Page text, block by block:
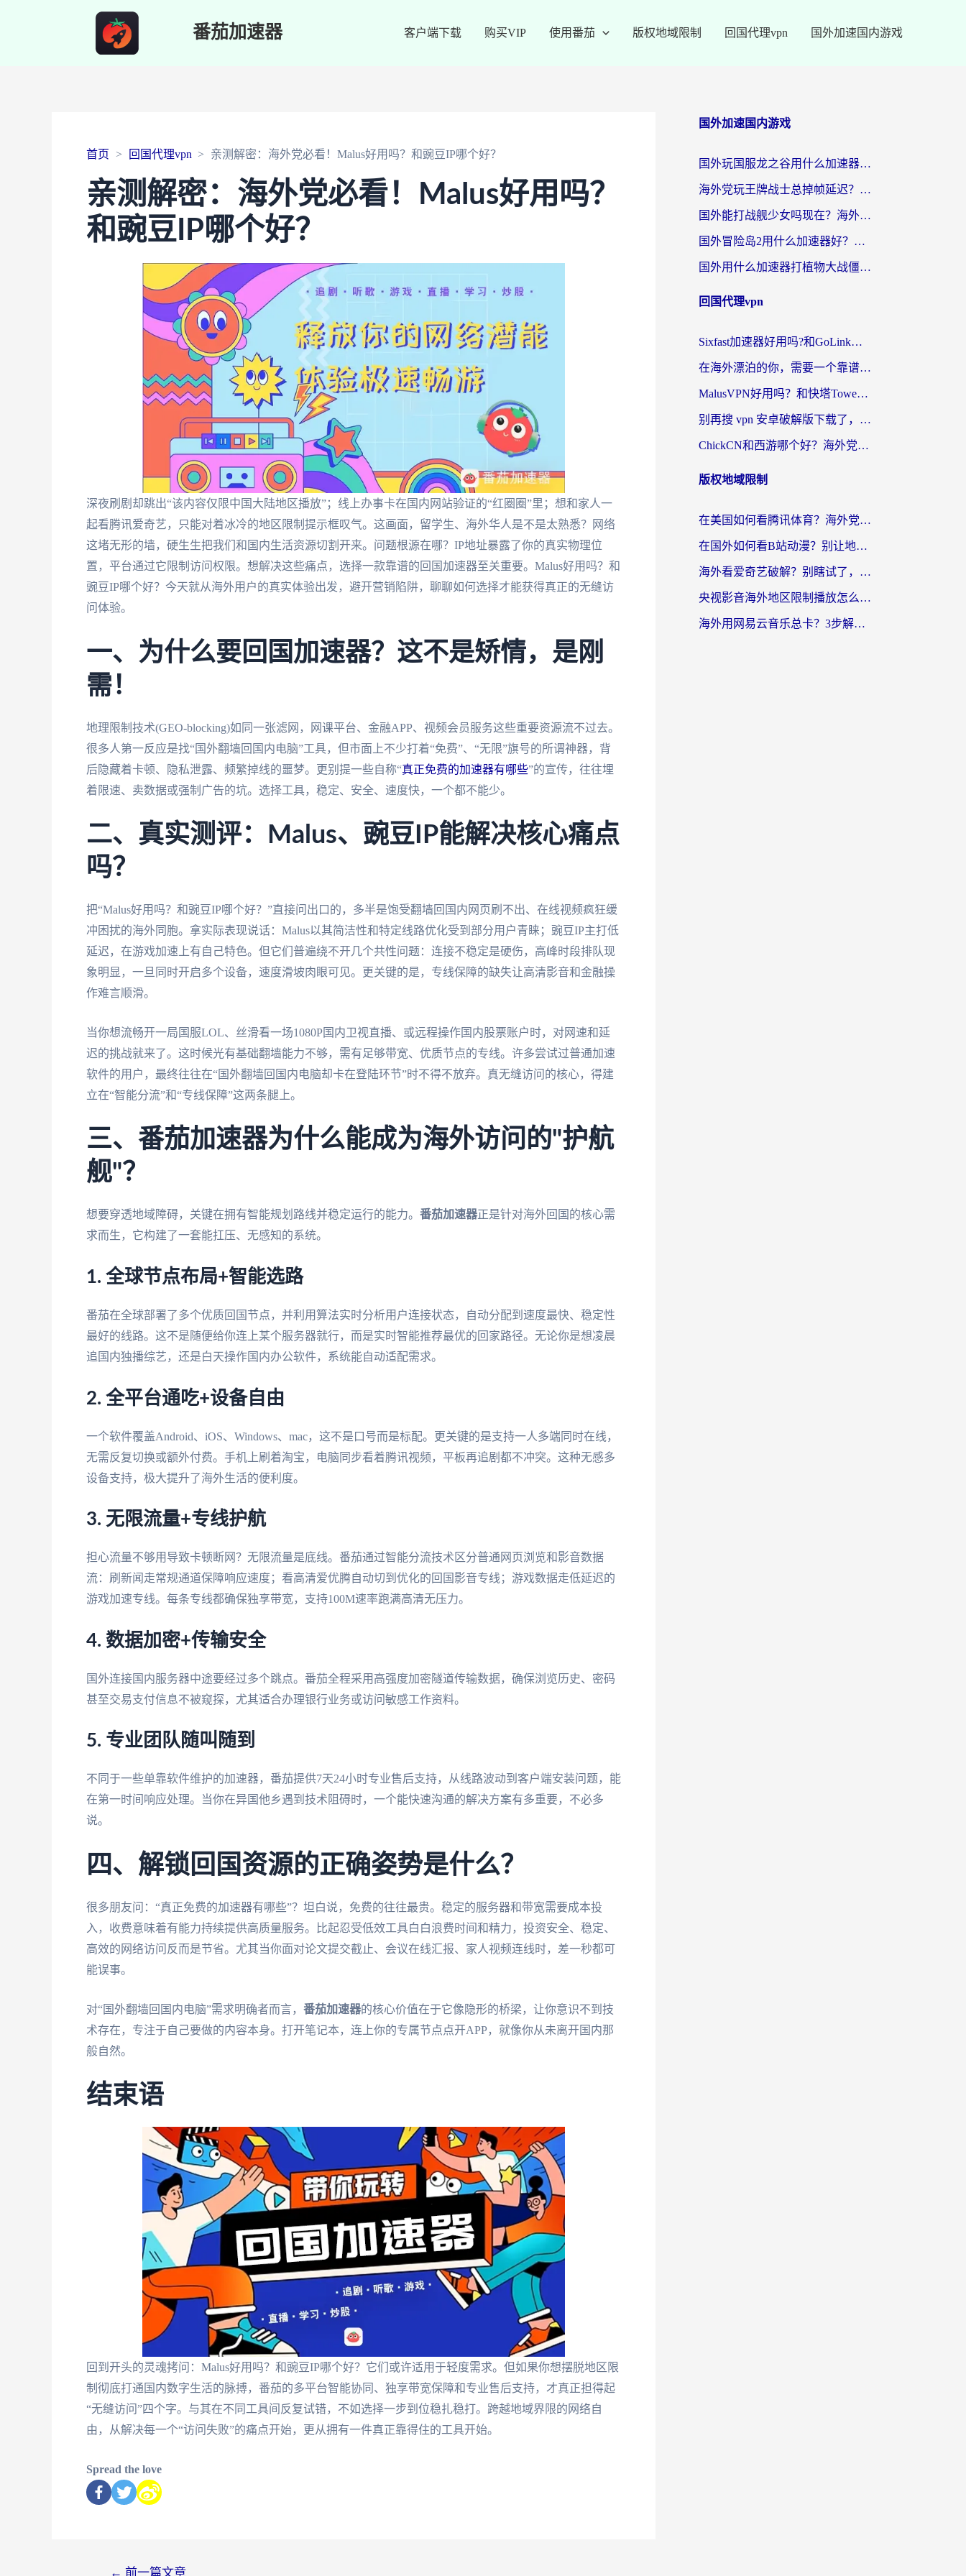
番茄加速器 客户端下载 购买VIP 使用番茄 版权地域限制 回国代理vpn 国外加速国内游戏
首页 回国代理vpn 亲测解密：海外党必看！Malus好用吗？和豌豆IP哪个好？
亲测解密：海外党必看！Malus好用吗？
和豌豆IP哪个好？
深夜刷剧却跳出“该内容仅限中国大陆地区播放”；线上办事卡在国内网站验证的“红圈圈”里；想和家人一
起看腾讯爱奇艺，只能对着冰冷的地区限制提示框叹气。这画面，留学生、海外华人是不是太熟悉？网络
这堵无形的墙，硬生生把我们和国内生活资源切割开来。问题根源在哪？IP地址暴露了你的真实物理位
置，平台通过它限制访问权限。想解决这些痛点，选择一款靠谱的回国加速器至关重要。Malus好用吗？和
豌豆IP哪个好？今天就从海外用户的真实体验出发，避开营销陷阱，聊聊如何选择才能获得真正的无缝访
问体验。
一、为什么要回国加速器？这不是矫情，是刚
需！
地理限制技术(GEO-blocking)如同一张滤网，网课平台、金融APP、视频会员服务这些重要资源流不过去。
很多人第一反应是找“国外翻墙回国内电脑”工具，但市面上不少打着“免费”、“无限”旗号的所谓神器，背
后隐藏着卡顿、隐私泄露、频繁掉线的噩梦。更别提一些自称“真正免费的加速器有哪些”的宣传，往往埋
着限速、卖数据或强制广告的坑。选择工具，稳定、安全、速度快，一个都不能少。
二、真实测评：Malus、豌豆IP能解决核心痛点
吗？
把“Malus好用吗？和豌豆IP哪个好？”直接问出口的，多半是饱受翻墙回国内网页刷不出、在线视频疯狂缓
冲困扰的海外同胞。拿实际表现说话：Malus以其简洁性和特定线路优化受到部分用户青睐；豌豆IP主打低
延迟，在游戏加速上有自己特色。但它们普遍绕不开几个共性问题：连接不稳定是硬伤，高峰时段排队现
象明显，一旦同时开启多个设备，速度滑坡肉眼可见。更关键的是，专线保障的缺失让高清影音和金融操
作难言顺滑。
当你想流畅开一局国服LOL、丝滑看一场1080P国内卫视直播、或远程操作国内股票账户时，对网速和延
迟的挑战就来了。这时候光有基础翻墙能力不够，需有足够带宽、优质节点的专线。许多尝试过普通加速
软件的用户，最终往往在“国外翻墙回国内电脑却卡在登陆环节”时不得不放弃。真无缝访问的核心，得建
立在“智能分流”和“专线保障”这两条腿上。
三、番茄加速器为什么能成为海外访问的"护航
舰"？
想要穿透地域障碍，关键在拥有智能规划路线并稳定运行的能力。 番茄加速器正是针对海外回国的核心需
求而生，它构建了一套能扛压、无感知的系统。
1. 全球节点布局+智能选路
番茄在全球部署了多个优质回国节点，并利用算法实时分析用户连接状态，自动分配到速度最快、稳定性
最好的线路。这不是随便给你连上某个服务器就行，而是实时智能推荐最优的回家路径。无论你是想凌晨
追国内独播综艺，还是白天操作国内办公软件，系统能自动适配需求。
2. 全平台通吃+设备自由
一个软件覆盖Android、iOS、Windows、mac，这不是口号而是标配。更关键的是支持一人多端同时在线，
无需反复切换或额外付费。手机上刷着淘宝，电脑同步看着腾讯视频，平板再追剧都不冲突。这种无感多
设备支持，极大提升了海外生活的便利度。
3. 无限流量+专线护航
担心流量不够用导致卡顿断网？无限流量是底线。番茄通过智能分流技术区分普通网页浏览和影音数据
流：刷新闻走常规通道保障响应速度；看高清爱优腾自动切到优化的回国影音专线；游戏数据走低延迟的
游戏加速专线。每条专线都确保独享带宽，支持100M速率跑满高清无压力。
4. 数据加密+传输安全
国外连接国内服务器中途要经过多个跳点。番茄全程采用高强度加密隧道传输数据，确保浏览历史、密码
甚至交易支付信息不被窥探，尤其适合办理银行业务或访问敏感工作资料。
5. 专业团队随叫随到
不同于一些单靠软件维护的加速器，番茄提供7天24小时专业售后支持，从线路波动到客户端安装问题，能
在第一时间响应处理。当你在异国他乡遇到技术阻碍时，一个能快速沟通的解决方案有多重要，不必多
说。
四、解锁回国资源的正确姿势是什么？
很多朋友问：“真正免费的加速器有哪些”？坦白说，免费的往往最贵。稳定的服务器和带宽需要成本投
入，收费意味着有能力持续提供高质量服务。比起忍受低效工具白白浪费时间和精力，投资安全、稳定、
高效的网络访问反而是节省。尤其当你面对论文提交截止、会议在线汇报、家人视频连线时，差一秒都可
能误事。
对“国外翻墙回国内电脑”需求明确者而言， 番茄加速器的核心价值在于它像隐形的桥梁，让你意识不到技
术存在，专注于自己要做的内容本身。打开笔记本，连上你的专属节点点开APP，就像你从未离开国内那
般自然。
结束语
回到开头的灵魂拷问：Malus好用吗？和豌豆IP哪个好？它们或许适用于轻度需求。但如果你想摆脱地区限
制彻底打通国内数字生活的脉搏，番茄的多平台智能协同、独享带宽保障和专业售后支持，才真正担得起
“无缝访问”四个字。与其在不同工具间反复试错，不如选择一步到位稳扎稳打。跨越地域界限的网络自
由，从解决每一个“访问失败”的痛点开始，更从拥有一件真正靠得住的工具开始。
Spread the love
← 前一篇文章
国外加速国内游戏
国外玩国服龙之谷用什么加速器最好？一份给海外游子的终极指南
海外党玩王牌战士总掉帧延迟？这份王牌战士延迟加速器终极指南救你命
国外能打战舰少女吗现在？海外玩家的国服游戏加速终极指南
国外冒险岛2用什么加速器好？海外党国服游戏畅玩全攻略（附鸣潮哈利波特加速技巧）
国外用什么加速器打植物大战僵尸好？海外党国服游戏加速终极指南
回国代理vpn
Sixfast加速器好用吗?和GoLink加速器对比哪个回国效果更好?海外党亲测实用指南
在海外漂泊的你，需要一个靠谱的“回国机场”
MalusVPN好用吗？和快塔TowerFastVPN对比哪个回国效果更好？海外党亲测实用指南
别再搜 vpn 安卓破解版下载了，海外党回国上网的正确姿势在这里
ChickCN和西游哪个好？海外党2026亲测回国加速器选择指南（附expressvpn中国对比）
版权地域限制
在美国如何看腾讯体育？海外党解锁NBA欧洲杯直播的终极攻略
在国外如何看B站动漫？别让地区限制打断你的追番节奏
海外看爱奇艺破解？别瞎试了，这才是留学生华人追剧看球的正确打开方式
央视影音海外地区限制播放怎么办？海外党亲测有效的回国加速指南
海外用网易云音乐总卡？3步解决版权限制+卡顿，还能听喜马拉雅！